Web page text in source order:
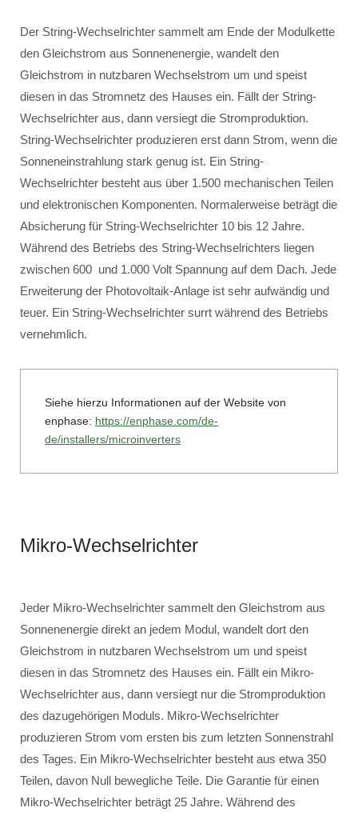
Der String-Wechselrichter sammelt am Ende der Modulkette
den Gleichstrom aus Sonnenenergie, wandelt den
Gleichstrom in nutzbaren Wechselstrom um und speist
diesen in das Stromnetz des Hauses ein. Fällt der String-
Wechselrichter aus, dann versiegt die Stromproduktion.
String-Wechselrichter produzieren erst dann Strom, wenn die
Sonneneinstrahlung stark genug ist. Ein String-
Wechselrichter besteht aus über 1.500 mechanischen Teilen
und elektronischen Komponenten. Normalerweise beträgt die
Absicherung für String-Wechselrichter 10 bis 12 Jahre.
Während des Betriebs des String-Wechselrichters liegen
zwischen 600 und 1.000 Volt Spannung auf dem Dach. Jede
Erweiterung der Photovoltaik-Anlage ist sehr aufwändig und
teuer. Ein String-Wechselrichter surrt während des Betriebs
vernehmlich.
Siehe hierzu Informationen auf der Website von
enphase: https://enphase.com/de-
de/installers/microinverters
Mikro-Wechselrichter
Jeder Mikro-Wechselrichter sammelt den Gleichstrom aus
Sonnenenergie direkt an jedem Modul, wandelt dort den
Gleichstrom in nutzbaren Wechselstrom um und speist
diesen in das Stromnetz des Hauses ein. Fällt ein Mikro-
Wechselrichter aus, dann versiegt nur die Stromproduktion
des dazugehörigen Moduls. Mikro-Wechselrichter
produzieren Strom vom ersten bis zum letzten Sonnenstrahl
des Tages. Ein Mikro-Wechselrichter besteht aus etwa 350
Teilen, davon Null bewegliche Teile. Die Garantie für einen
Mikro-Wechselrichter beträgt 25 Jahre. Während des